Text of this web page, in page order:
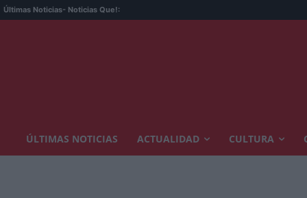
Últimas Noticias- Noticias Que!:
ÚLTIMAS NOTICIAS ACTUALIDAD CULTURA